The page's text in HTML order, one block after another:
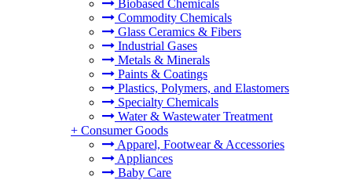
Biobased Chemicals
Commodity Chemicals
Glass Ceramics & Fibers
Industrial Gases
Metals & Minerals
Paints & Coatings
Plastics, Polymers, and Elastomers
Specialty Chemicals
Water & Wastewater Treatment
+ Consumer Goods
Apparel, Footwear & Accessories
Appliances
Baby Care